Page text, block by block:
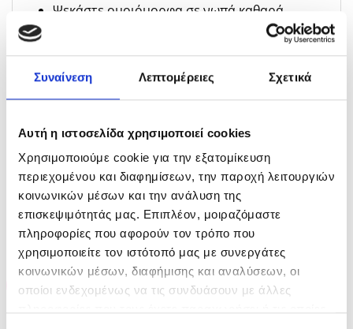
Συναίνεση Λεπτομέρειες Σχετικά
Αυτή η ιστοσελίδα χρησιμοποιεί cookies
Χρησιμοποιούμε cookie για την εξατομίκευση
περιεχομένου και διαφημίσεων, την παροχή λειτουργιών
κοινωνικών μέσων και την ανάλυση της
επισκεψιμότητάς μας. Επιπλέον, μοιραζόμαστε
πληροφορίες που αφορούν τον τρόπο που
χρησιμοποιείτε τον ιστότοπό μας με συνεργάτες
κοινωνικών μέσων, διαφήμισης και αναλύσεων, οι
οποίοι ενδεχομένως να τις συνδυάσουν με άλλες
Ψεκάστε ομοιόμορφα σε νωπά καθαρά
Αν θέλετε χρησιμοποιήστε χτένα για
καλύτερη κατανομή του προϊόντος
Στη συνέχεια προχωρήστε στο styling που
επιθυμείτε
RELATED PRODUCTS
-35% -35%